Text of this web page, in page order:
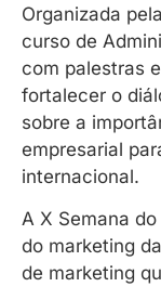
Organizada
curso de
com palestras
fortalecer o
sobre a
empresarial
internacional.
A X Semana
do marketing
de marketing